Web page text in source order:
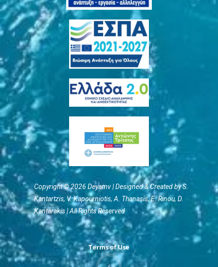
Copyright © 2026 Deyamv | Designed & Created by S.
Kantartzis, V. Kapourniotis, Α. Thanasis, E. Rinou, D.
Kantarakis | All Rights Reserved
Terms of Use